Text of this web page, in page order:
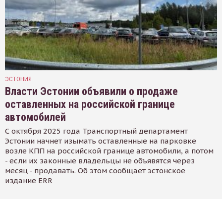
ЭСТОНИЯ
Власти Эстонии объявили о продаже
оставленных на российской границе
автомобилей
С октября 2025 года Транспортный департамент
Эстонии начнет изымать оставленные на парковке
возле КПП на российской границе автомобили, а потом
- если их законные владельцы не объявятся через
месяц - продавать. Об этом сообщает эстонское
издание ERR